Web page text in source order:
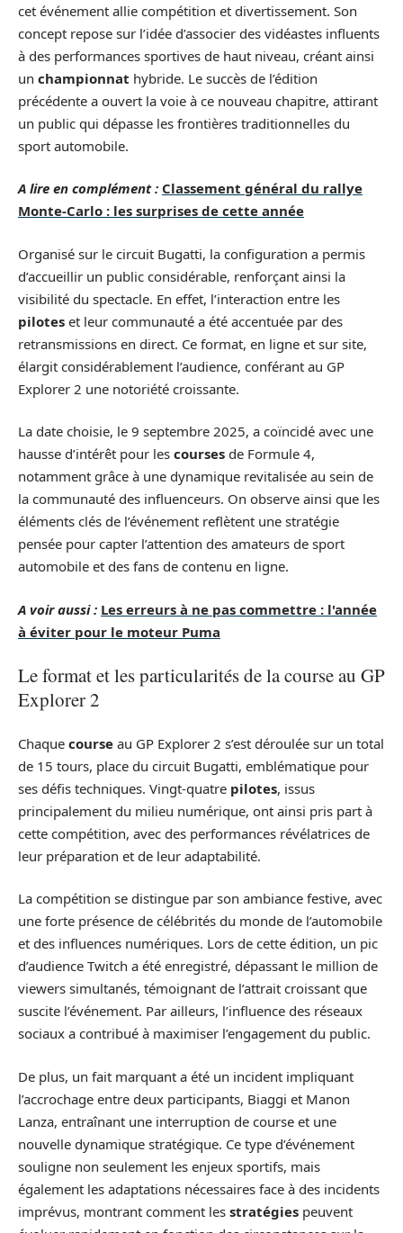
cet événement allie compétition et divertissement. Son
concept repose sur l’idée d’associer des vidéastes influents
à des performances sportives de haut niveau, créant ainsi
un championnat hybride. Le succès de l’édition
précédente a ouvert la voie à ce nouveau chapitre, attirant
un public qui dépasse les frontières traditionnelles du
sport automobile.
A lire en complément : Classement général du rallye
Monte-Carlo : les surprises de cette année
Organisé sur le circuit Bugatti, la configuration a permis
d’accueillir un public considérable, renforçant ainsi la
visibilité du spectacle. En effet, l’interaction entre les
pilotes et leur communauté a été accentuée par des
retransmissions en direct. Ce format, en ligne et sur site,
élargit considérablement l’audience, conférant au GP
Explorer 2 une notoriété croissante.
La date choisie, le 9 septembre 2025, a coïncidé avec une
hausse d’intérêt pour les courses de Formule 4,
notamment grâce à une dynamique revitalisée au sein de
la communauté des influenceurs. On observe ainsi que les
éléments clés de l’événement reflètent une stratégie
pensée pour capter l’attention des amateurs de sport
automobile et des fans de contenu en ligne.
A voir aussi : Les erreurs à ne pas commettre : l'année
à éviter pour le moteur Puma
Le format et les particularités de la course au GP
Explorer 2
Chaque course au GP Explorer 2 s’est déroulée sur un total
de 15 tours, place du circuit Bugatti, emblématique pour
ses défis techniques. Vingt-quatre pilotes, issus
principalement du milieu numérique, ont ainsi pris part à
cette compétition, avec des performances révélatrices de
leur préparation et de leur adaptabilité.
La compétition se distingue par son ambiance festive, avec
une forte présence de célébrités du monde de l’automobile
et des influences numériques. Lors de cette édition, un pic
d’audience Twitch a été enregistré, dépassant le million de
viewers simultanés, témoignant de l’attrait croissant que
suscite l’événement. Par ailleurs, l’influence des réseaux
sociaux a contribué à maximiser l’engagement du public.
De plus, un fait marquant a été un incident impliquant
l’accrochage entre deux participants, Biaggi et Manon
Lanza, entraînant une interruption de course et une
nouvelle dynamique stratégique. Ce type d’événement
souligne non seulement les enjeux sportifs, mais
également les adaptations nécessaires face à des incidents
imprévus, montrant comment les stratégies peuvent